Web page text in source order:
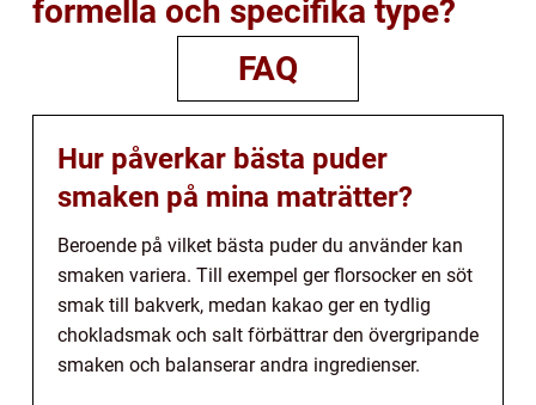
formella och specifika type?
FAQ
Hur påverkar bästa puder
smaken på mina maträtter?
Beroende på vilket bästa puder du använder kan
smaken variera. Till exempel ger florsocker en söt
smak till bakverk, medan kakao ger en tydlig
chokladsmak och salt förbättrar den övergripande
smaken och balanserar andra ingredienser.